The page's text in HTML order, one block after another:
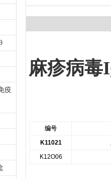
疫
麻疹病毒
编号
K11021
K12O06